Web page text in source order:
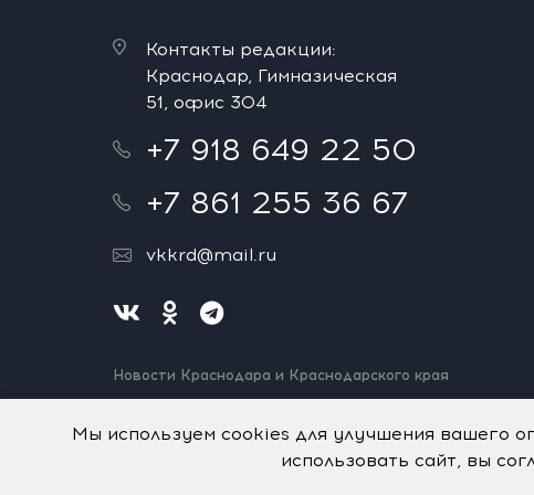
Контакты редакции:
Краснодар, Гимназическая
51, офис 304
+7 918 649 22 50
+7 861 255 36 67
vkkrd@mail.ru
Новости Краснодара и Краснодарского края
Нашли ошибку? Выделите и нажмите Ctrl+Enter.
Мы используем cookies для улучшения вашего
использовать сайт, вы